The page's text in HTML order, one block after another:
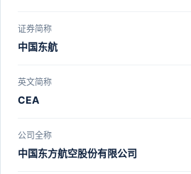
证券简称
中国东航
英文简称
CEA
公司全称
中国东方航空股份有限公司